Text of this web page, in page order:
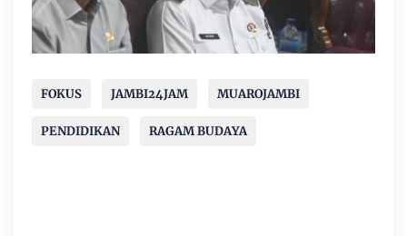
FOKUS JAMBI24JAM MUAROJAMBI
PENDIDIKAN RAGAM BUDAYA